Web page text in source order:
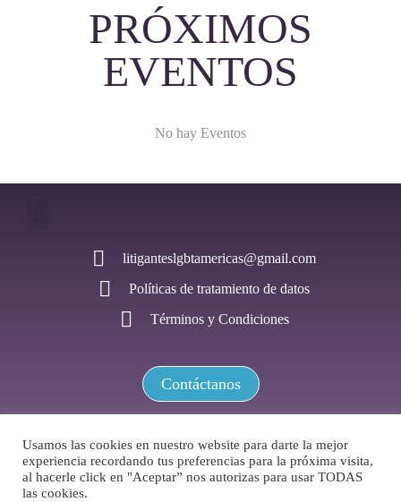
PRÓXIMOS
EVENTOS
No hay Eventos
litiganteslgbtamericas@gmail.com
Políticas de tratamiento de datos
Términos y Condiciones
Contáctanos
Red de Litigantes LGBTI+ de las Américas / Todos los derechos
Usamos las cookies en nuestro website para darte la mejor
experiencia recordando tus preferencias para la próxima visita,
al hacerle click en "Aceptar” nos autorizas para usar TODAS
las cookies.